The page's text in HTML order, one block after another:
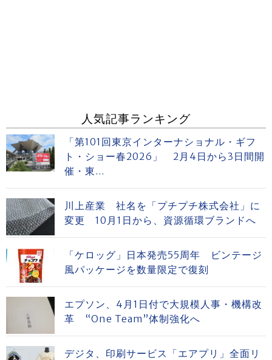
人気記事ランキング
「第101回東京インターナショナル・ギフ
ト・ショー春2026」 2月4日から3日間開
催・東...
川上産業 社名を「プチプチ株式会社」に
変更 10月1日から、資源循環ブランドへ
「ケロッグ」日本発売55周年 ビンテージ
風パッケージを数量限定で復刻
エプソン、4月1日付で大規模人事・機構改
革 “One Team”体制強化へ
デジタ、印刷サービス「エアプリ」全面リ